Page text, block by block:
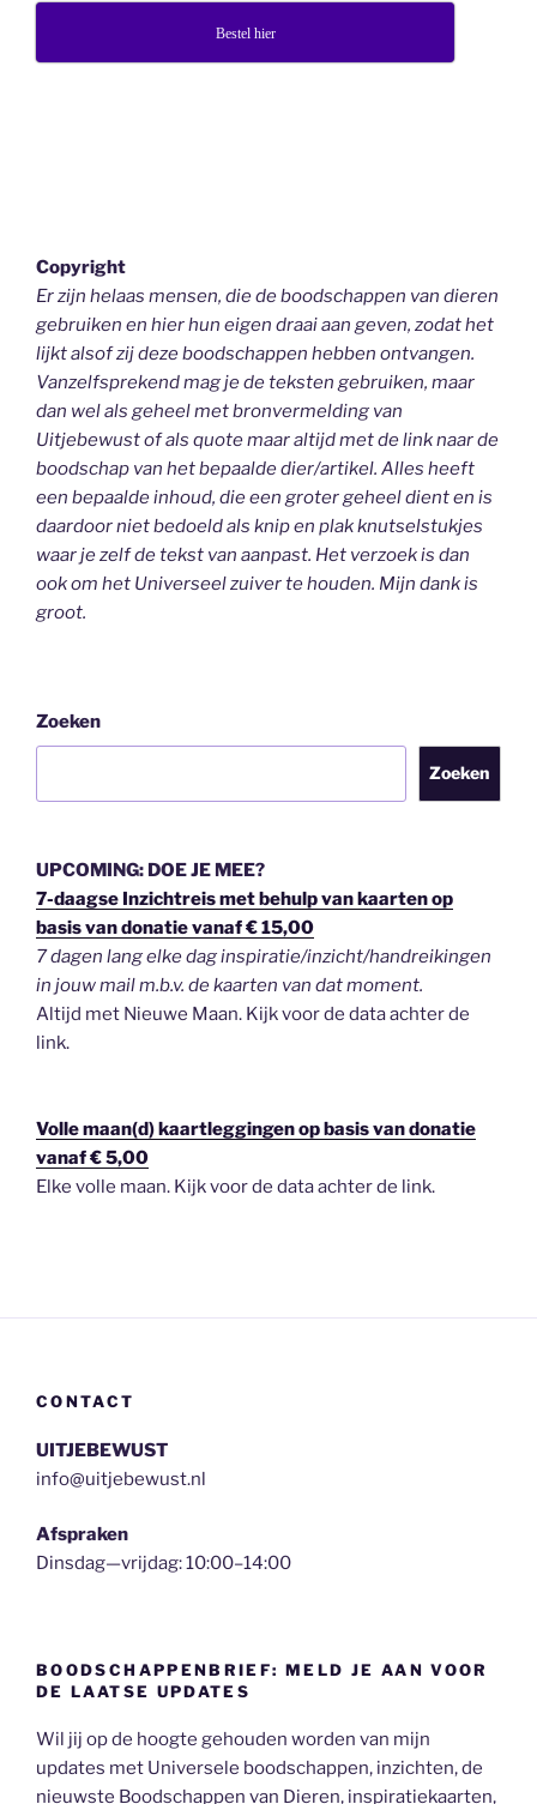
Bestel hier
Copyright
Er zijn helaas mensen, die de boodschappen van dieren
gebruiken en hier hun eigen draai aan geven, zodat het
lijkt alsof zij deze boodschappen hebben ontvangen.
Vanzelfsprekend mag je de teksten gebruiken, maar
dan wel als geheelmet bronvermelding van
Uitjebewustof als quote maar altijd met de link naar de
boodschap van het bepaalde dier/artikel. Alles heeft
een bepaalde inhoud, die een groter geheel dient en is
daardoor niet bedoeld als knip en plak knutselstukjes
waar je zelf de tekst van aanpast. Het verzoek is dan
ook om het Universeel zuiver te houden. Mijn dank is
groot.
Zoeken
Zoeken
UPCOMING: DOE JE MEE?
7-daagse Inzichtreis met behulp van kaarten op
basis van donatie vanaf € 15,00
7 dagen lang elke dag inspiratie/inzicht/handreikingen
in jouw mail m.b.v. de kaarten van dat moment.
Altijd met Nieuwe Maan. Kijk voor de data achter de
link.
Volle maan(d) kaartleggingen op basis van donatie
vanaf € 5,00
Elke volle maan. Kijk voor de data achter de link.
CONTACT
UITJEBEWUST
info@uitjebewust.nl
Afspraken
Dinsdag—vrijdag: 10:00–14:00
BOODSCHAPPENBRIEF: MELD JE AAN VOOR
DE LAATSE UPDATES
Wil jij op de hoogte gehouden worden van mijn
updates met Universele boodschappen, inzichten, de
nieuwste Boodschappen van Dieren, inspiratiekaarten,